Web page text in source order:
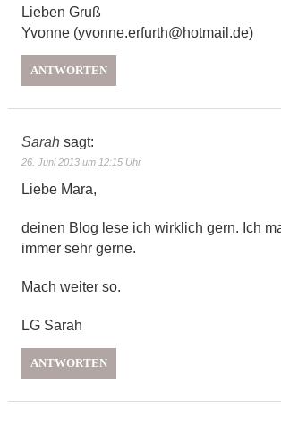
Lieben Gruß
Yvonne (yvonne.erfurth@hotmail.de)
ANTWORTEN
Sarah sagt:
26. Juni 2013 um 12:15 Uhr
Liebe Mara,
deinen Blog lese ich wirklich gern. Ich
immer sehr gerne.
Mach weiter so.
LG Sarah
ANTWORTEN